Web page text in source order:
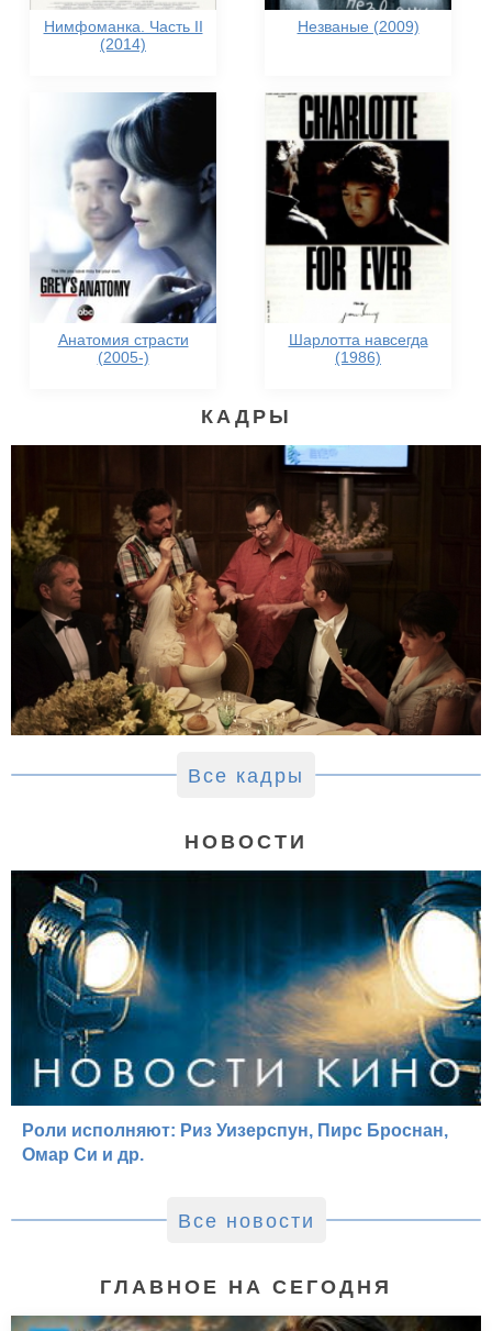
Нимфоманка. Часть II
(2014)
Незваные (2009)
Анатомия страсти
(2005-)
Шарлотта навсегда
(1986)
КАДРЫ
Все кадры
НОВОСТИ
Роли исполняют: Риз Уизерспун, Пирс Броснан,
Омар Си и др.
Все новости
ГЛАВНОЕ НА СЕГОДНЯ